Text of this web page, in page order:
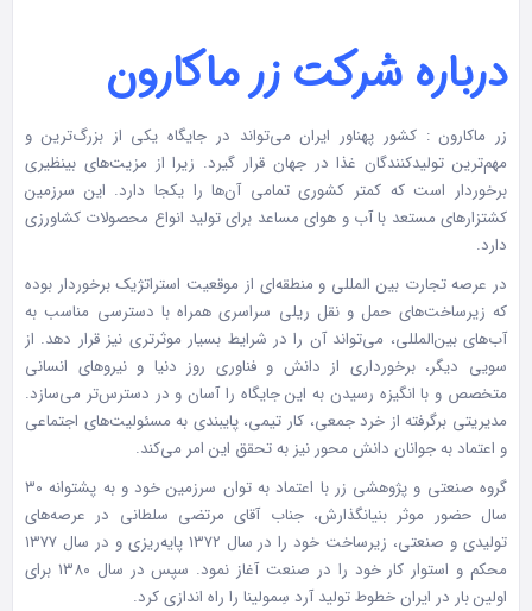
درباره شرکت زر ماکارون
زر ماکارون : کشور پهناور ایران می‌‏تواند در جایگاه یکی از بزرگ‌ترین و
مهم‌ترین تولیدکنندگان غذا در جهان قرار گیرد. زیرا از مزیت‌‏های بی‏نظیری
برخوردار است که کمتر کشوری تمامی آن‌ها را یکجا دارد. این سرزمین
کشتزارهای مستعد با آب و هوای مساعد برای تولید انواع محصولات کشاورزی
دارد.
در عرصه تجارت بین‏ المللی و منطقه‏‌ای از موقعیت استراتژیک برخوردار بوده
که زیرساخت‏‌های حمل و نقل ریلی سراسری همراه با دسترسی مناسب به
آب‏‌های بین‏‌المللی، می‏‌تواند آن را در شرایط بسیار موثرتری نیز قرار دهد. از
سویی دیگر، برخورداری از دانش و فن‏اوری روز دنیا و نیروهای انسانی
متخصص و با انگیزه رسیدن به این جایگاه را آسان‌ و در دسترس‌تر می‌سازد.
مدیریتی برگرفته از خرد جمعی، کار تیمی، پای‏بندی به مسئولیت‏‌های اجتماعی
و اعتماد به جوانان دانش‏ محور نیز به تحقق این امر می‌کند.
گروه صنعتی و پژوهشی زر با اعتماد به توان سرزمین خود و به پشتوانه ۳۰
سال حضور موثر بنیانگذارش، جناب آقای مرتضی سلطانی در عرصه‌های
تولیدی و صنعتی، زیرساخت خود را در سال ۱۳۷۲ پایه‌ریزی و در سال ۱۳۷۷
محکم و استوار کار خود را در صنعت آغاز نمود. سپس در سال ۱۳۸۰ برای
اولین بار در ایران خطوط تولید آرد سِمولینا را راه‏ اندازی کرد.